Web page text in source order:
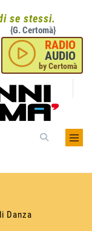
se stessi.
{G. Certomà}
RADIO
AUDIO
by Certomà
Danza